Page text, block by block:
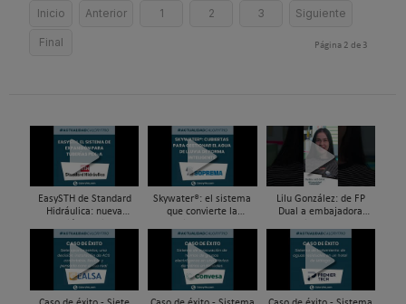
Inicio Anterior 1 2 3 Siguiente
Final Página 2 de 3
EasySTH de Standard
Hidráulica: nueva
de expansión para
tuberías PEX
Skywater®: el sistema
que convierte la
infraestructura activa de
gestión del agua...
Lilu González: de FP
Dual a embajadora
| Mecatrónica Industrial